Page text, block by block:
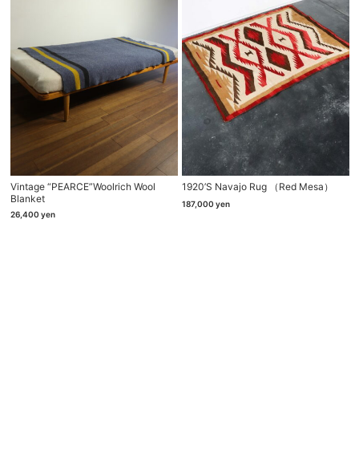
Vintage “PEARCE”woolrich Wool
Blanket
26,400 yen
1920’s Navajo Rug （red Mesa）
187,000 yen